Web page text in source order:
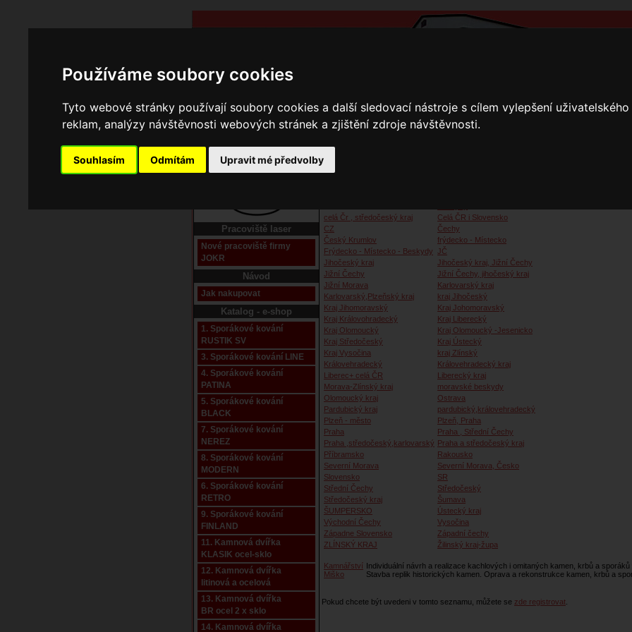
Používáme soubory cookies
Tyto webové stránky používají soubory cookies a další sledovací nástroje s cílem vylepšení
reklam, analýzy návštěvnosti webových stránek a zjištění zdroje návštěvnosti.
Souhlasím Odmítám Upravit mé předvolby
Domů Kontakty
Pracoviště laser
Nové pracoviště firmy
JOKR
Návod
Jak nakupovat
Katalog - e-shop
1. Sporákové kování
RUSTIK SV
3. Sporákové kování LINE
4. Sporákové kování
PATINA
5. Sporákové kování
BLACK
7. Sporákové kování
NEREZ
8. Sporákové kování
MODERN
6. Sporákové kování
RETRO
9. Sporákové kování
FINLAND
11. Kamnová dvířka
KLASIK ocel-sklo
12. Kamnová dvířka
litinová a ocelová
13. Kamnová dvířka
BR ocel 2 x sklo
14. Kamnová dvířka
celá Čr , středočeský kraj
Celá ČR i Slovensko
CZ
Čechy
Český Krumlov
frýdecko - Místecko
Frýdecko - Místecko - Beskydy JČ
Jihočeský kraj
Jihočeský kraj, Jižní Čechy
Jižní Čechy
Jižní Čechy, jihočeský kraj
Jižní Morava
Karlovarský kraj
Karlovarský,Plzeňský kraj
kraj Jihočeský
Kraj Jihomoravský
Kraj Johomoravský
Kraj Královohradecký
Kraj Liberecký
Kraj Olomoucký
Kraj Olomoucký -Jesenicko
Kraj Středočeský
Kraj Ústecký
Kraj Vysočina
kraj Zlínský
Královehradecký
Královehradecký kraj
Liberec+ celá ČR
Liberecký kraj
Morava-Zlínský kraj
moravské beskydy
Olomoucký kraj
Ostrava
Pardubický kraj
pardubický,královehradecký
Plzeň - město
Plzeň, Praha
Praha
Praha , Střední Čechy
Praha ,středočeský,karlovarský Praha a středočeský kraj
Příbramsko
Rakousko
Severní Morava
Severní Morava, Česko
Slovensko
SR
Střední Čechy
Středočeský
Středočeský kraj
Šumava
ŠUMPERSKO
Ústecký kraj
Východní Čechy
Vysočina
Západne Slovensko
Západní čechy
ZLÍNSKÝ KRAJ
Žilinský kraj-župa
Kamnářství
Miško
Individuální návrh a realizace kachlových i omitaných kamen, krbů a
Stavba replik historických kamen. Oprava a rekonstrukce kamen, krbů a
Pokud chcete být uvedeni v tomto seznamu, můžete se zde registrovat